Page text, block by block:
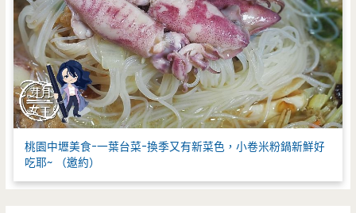
桃園中壢美食-一葉台菜-換季又有新菜色，小卷米粉鍋新鮮好
吃耶~ （邀約）